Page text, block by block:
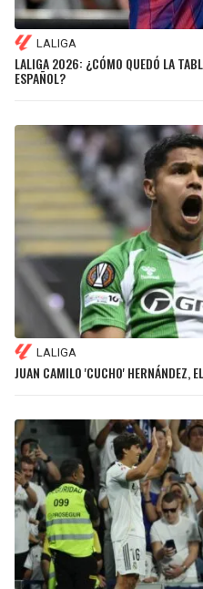
LALIGA
LALIGA 2026: ¿CÓMO QUEDÓ LA
ESPAÑOL?
LALIGA
JUAN CAMILO 'CUCHO' HERNÁNDEZ,